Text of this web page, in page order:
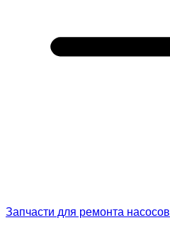
Запчасти для ремонта насосов